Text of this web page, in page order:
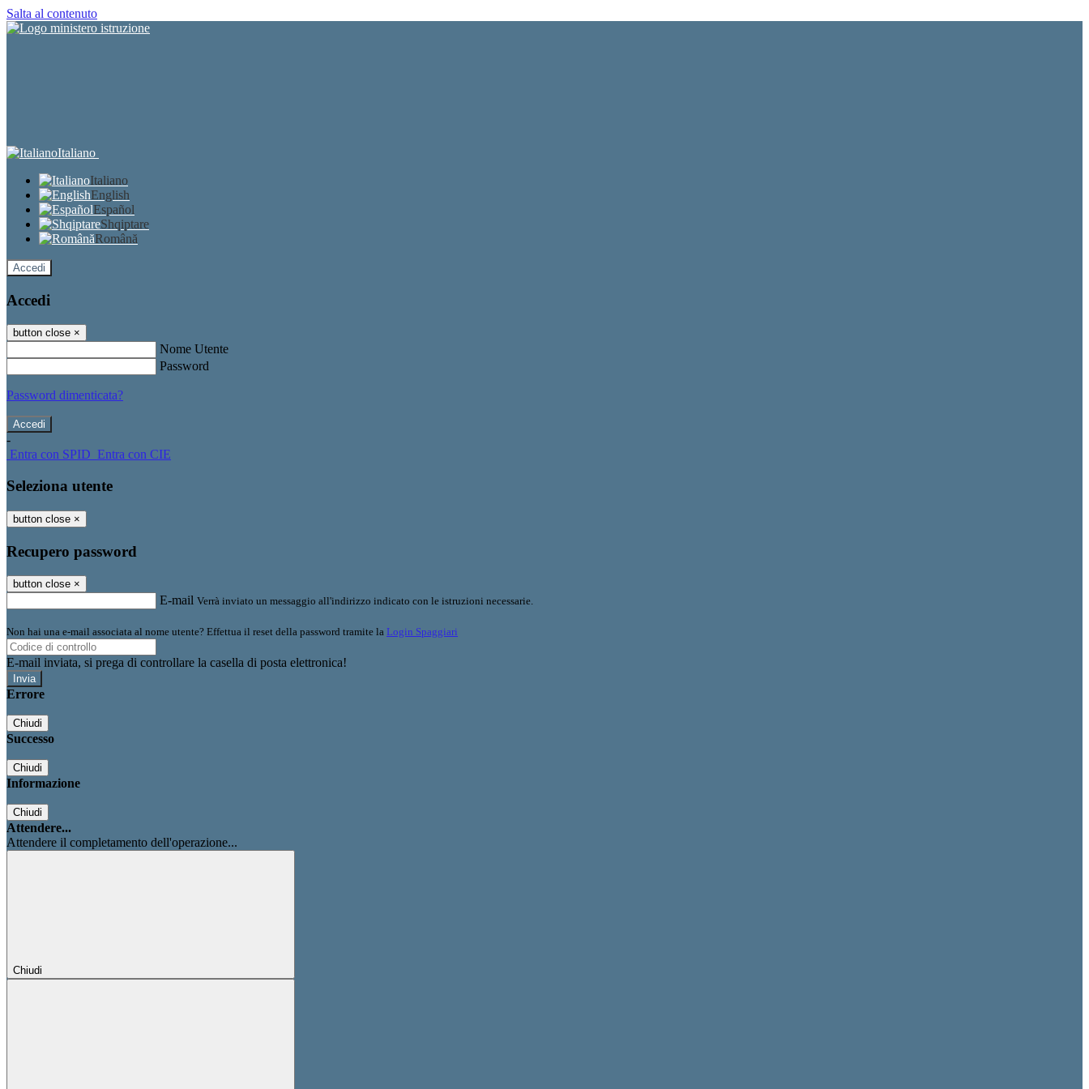
Salta al contenuto
Italiano
Italiano
English
Español
Shqiptare
Română
Accedi
Accedi
button close ×
Nome Utente
Password
Password dimenticata?
-
Entra con SPID Entra con CIE
Seleziona utente
button close ×
Recupero password
button close ×
E-mail Verrà inviato un messaggio all'indirizzo indicato con le istruzioni necessarie.
Non hai una e-mail associata al nome utente? Effettua il reset della password tramite la Login Spaggiari
E-mail inviata, si prega di controllare la casella di posta elettronica!
Errore
Chiudi
Successo
Chiudi
Informazione
Chiudi
Attendere...
Attendere il completamento dell'operazione...
Chiudi